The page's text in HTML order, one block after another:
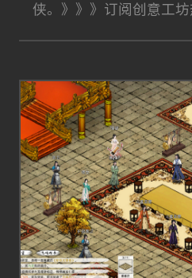
侠。》》》订阅创意工坊